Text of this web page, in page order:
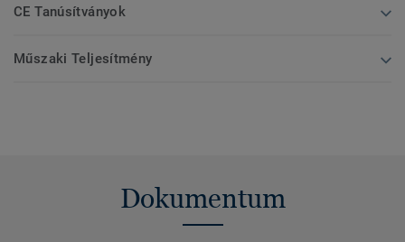
CE Tanúsítványok
Műszaki Teljesítmény
Dokumentum